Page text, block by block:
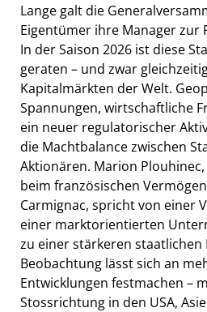
Lange galt die
Eigentümer ihre Manager zur
In der Saison 2026 ist diese
geraten – und zwar
Kapitalmärkten der Welt.
Spannungen, wirtschaftliche
ein neuer regulatorischer
die Machtbalance zwischen
Aktionären. Marion Plouhinec,
beim französischen
Carmignac, spricht von einer
einer marktorientierten
zu einer stärkeren staatlichen
Beobachtung lässt sich an
Entwicklungen festmachen –
Stossrichtung in den USA,